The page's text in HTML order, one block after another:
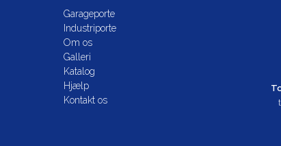
Garageporte
Industriporte
Om os
Galleri
Katalog
Hjælp
Kontakt os